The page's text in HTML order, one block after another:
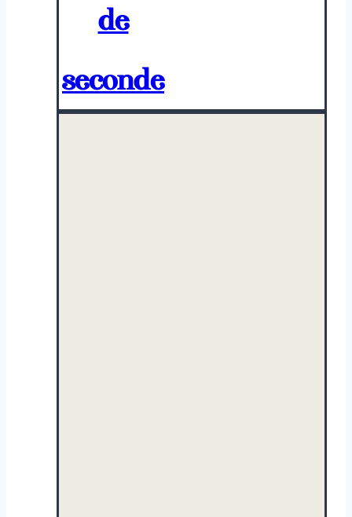
de
seconde